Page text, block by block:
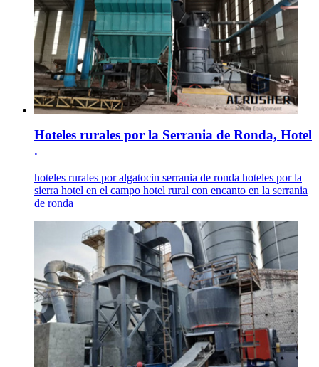
Hoteles rurales por la Serrania de Ronda, Hotel
.
hoteles rurales por algatocin serrania de ronda hoteles por la
sierra hotel en el campo hotel rural con encanto en la serrania
de ronda